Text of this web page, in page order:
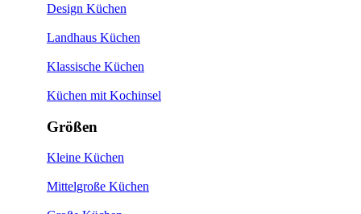
Design Küchen
Landhaus Küchen
Klassische Küchen
Küchen mit Kochinsel
Größen
Kleine Küchen
Mittelgroße Küchen